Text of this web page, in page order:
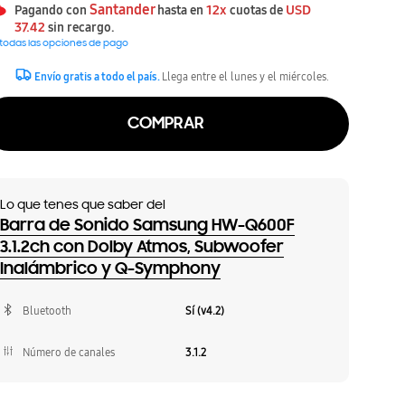
Pagando con Santander hasta en 12x cuotas de USD
37.42 sin recargo.
las opciones de pago
Envío gratis a todo el país. Llega entre el lunes y el miércoles.
COMPRAR
Lo que tenes que saber del
Barra de Sonido Samsung HW-Q600F
3.1.2ch con Dolby Atmos, Subwoofer
Inalámbrico y Q-Symphony
Bluetooth Sí (v4.2)
Número de canales 3.1.2